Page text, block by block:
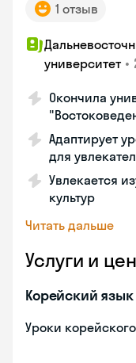
1 отзыв
университет •
Окончила
Адаптирует
для
Увлекается
культур
Читать дальше
Услуги и
Корейский язык
Уроки корейского